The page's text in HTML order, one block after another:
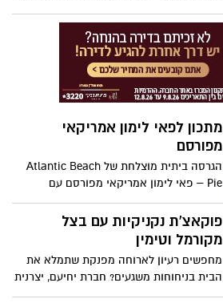
וממרח טחינה בטעם שוקולד ללא תוספת
סוכר של אחוה, היוצרים שילוב טעמים מענג
בין מתיקות השוקולד לעומק הטעם הייחודי
של החלוה. המתכון פשוט ומהיר להכנה, אינו
דורש מיומנות מיוחדת ומתאים לכל מי
מתוקה ומיוחדת. בין אם מדובר בארוחת בוקר
מפנקת, קינוח לארוחה רומנטית או פינוק זוגי
בסוף היום, הוופל הבלגי בטעם שוקולד וחלוה
יהפוך כל רגע לחגיגה של אהבה. ט"ו באב
מתכון לפאי לימון אמריקאי
מפורסם
הגרסה ביתית מוצלחת של Atlantic Beach
Pie – פאי לימון אמריקאי מפורסם עם
תחתית מלוחה-מתוקה מקרקרים, קרם לימון
עשיר וקצפת. זהו אחד הקינוחים האהובים
ביותר של הקיץ
פוקאצ'ת נקניקיות עם בצל
מקורמל וטימין
מחפשים רעיון לארוחה מפנקת שתמלא את
הבית בניחוחות משגעים? חברת יחיעם, יצרנית
הנקניקים והפסטרמות מקיבוץ יחיעם, מציעה